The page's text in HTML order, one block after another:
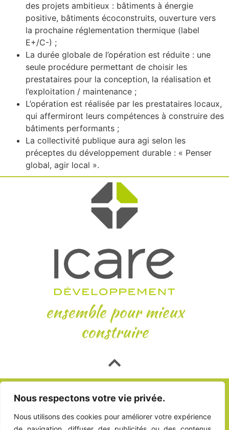
Nous respectons votre vie privée.
Nous utilisons des cookies pour améliorer votre expérience
des projets ambitieux : bâtiments à énergie
positive, bâtiments écoconstruits, ouverture vers
la prochaine réglementation thermique (label
E+/C-) ;
La durée globale de l’opération est réduite : une
seule procédure permettant de choisir les
prestataires pour la conception, la réalisation et
l’exploitation / maintenance ;
L’opération est réalisée par les prestataires locaux,
qui affermiront leurs compétences à construire des
bâtiments performants ;
La collectivité publique aura agi selon les
préceptes du développement durable : « Penser
global, agir local ».
ensemble pour mieux
construire
Contractant généralMarchés Publics Globaux
Nos référencesContact